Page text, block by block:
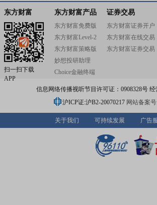
东方财富
扫一扫下载
APP
东方财富产品
东方财富免费版
东方财富Level-2
东方财富策略版
妙想投研助理
Choice金融终端
证券交易
东方财富证券开户
东方财富在线交易
东方财富证券交易
信息网络传播视听节目许可证：0908328号
沪ICP证:沪B2-20070217 网站备案
关于我们 可持续发展 广告